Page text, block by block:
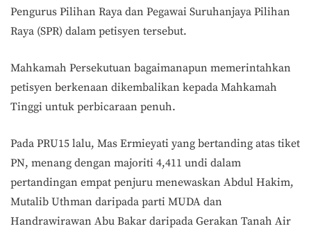
Pengurus Pilihan Raya dan Pegawai Suruhanjaya Pilihan
Raya (SPR) dalam petisyen tersebut.
Mahkamah Persekutuan bagaimanapun memerintahkan
petisyen berkenaan dikembalikan kepada Mahkamah
Tinggi untuk perbicaraan penuh.
Pada PRU15 lalu, Mas Ermieyati yang bertanding atas tiket
PN, menang dengan majoriti 4,411 undi dalam
pertandingan empat penjuru menewaskan Abdul Hakim,
Mutalib Uthman daripada parti MUDA dan
Handrawirawan Abu Bakar daripada Gerakan Tanah Air